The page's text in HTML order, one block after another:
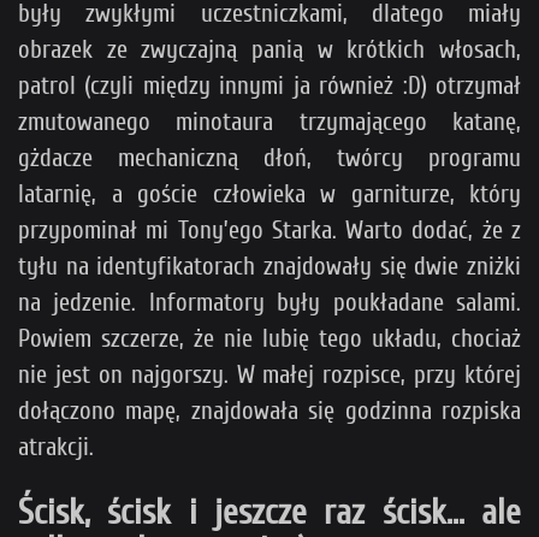
były zwykłymi uczestniczkami, dlatego miały
obrazek ze zwyczajną panią w krótkich włosach,
patrol (czyli między innymi ja również :D) otrzymał
zmutowanego minotaura trzymającego katanę,
gżdacze mechaniczną dłoń, twórcy programu
latarnię, a goście człowieka w garniturze, który
przypominał mi Tony’ego Starka. Warto dodać, że z
tyłu na identyfikatorach znajdowały się dwie zniżki
na jedzenie. Informatory były poukładane salami.
Powiem szczerze, że nie lubię tego układu, chociaż
nie jest on najgorszy. W małej rozpisce, przy której
dołączono mapę, znajdowała się godzinna rozpiska
atrakcji.
Ścisk, ścisk i jeszcze raz ścisk... ale